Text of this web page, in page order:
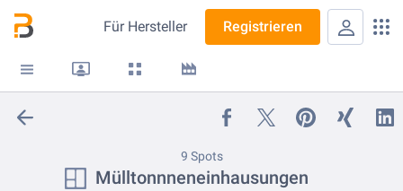
Für Hersteller Registrieren
9 Spots
Mülltonnneneinhausungen